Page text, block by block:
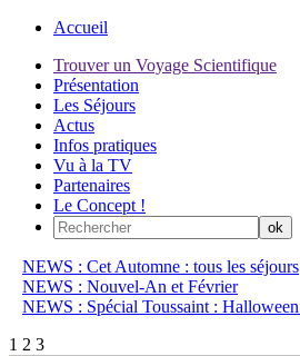
Accueil
Trouver un Voyage Scientifique
Présentation
Les Séjours
Actus
Infos pratiques
Vu à la TV
Partenaires
Le Concept !
NEWS : Cet Automne : tous les séjours
NEWS : Nouvel-An et Février
NEWS : Spécial Toussaint :
1 2 3